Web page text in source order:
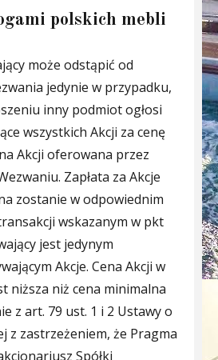
polskich mebli
może odstąpić od
jedynie w przypadku,
inny podmiot ogłosi
wszystkich Akcji za cenę
Akcji oferowana przez
Zapłata za Akcje
zostanie w odpowiednim
wskazanym w pkt
jest jedynym
Akcje. Cena Akcji w
niższa niż cena minimalna
z art. 79 ust. 1 i 2 Ustawy o
z zastrzeżeniem, że Pragma
Spółki